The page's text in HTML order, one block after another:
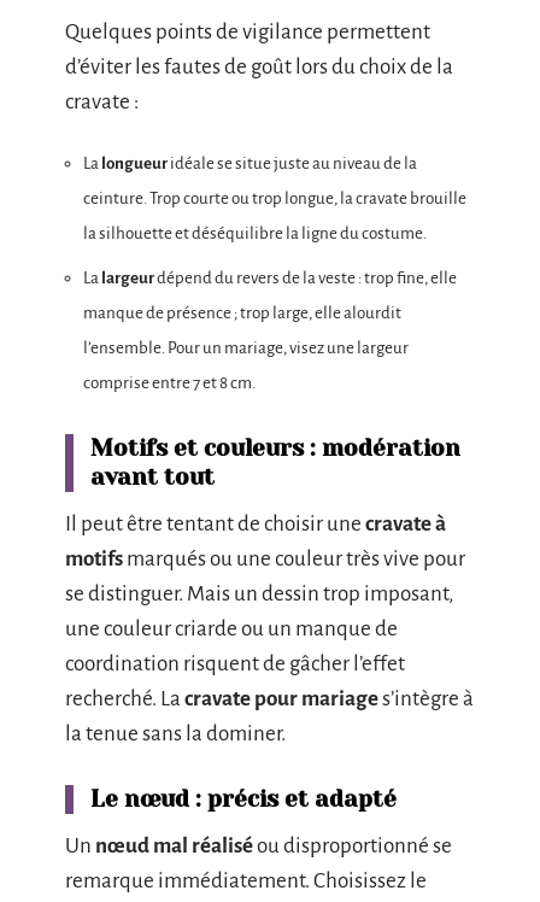
Quelques points de vigilance permettent
d’éviter les fautes de goût lors du choix de la
cravate :
La longueuridéale se situe juste au niveau de la
ceinture. Trop courte ou trop longue, la cravate brouille
la silhouette et déséquilibre la ligne du costume.
La largeurdépend du revers de la veste : trop fine, elle
manque de présence ; trop large, elle alourdit
l’ensemble. Pour un mariage, visez une largeur
comprise entre 7 et 8 cm.
Motifs et couleurs : modération
avant tout
Il peut être tentant de choisir une cravate à
motifs marqués ou une couleur très vive pour
se distinguer. Mais un dessin trop imposant,
une couleur criarde ou un manque de
coordination risquent de gâcher l’effet
recherché. La cravate pour mariages’intègre à
la tenue sans la dominer.
Le nœud : précis et adapté
Un nœud mal réaliséou disproportionné se
remarque immédiatement. Choisissez le